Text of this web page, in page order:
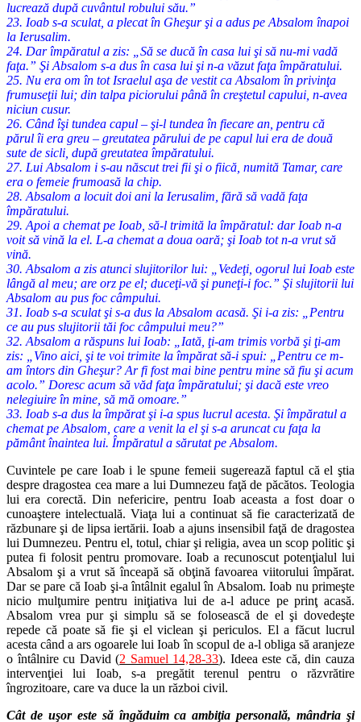
lucrează după cuvântul robului său.”
23. Ioab s-a sculat, a plecat în Gheşur şi a adus pe Absalom înapoi
la Ierusalim.
24. Dar împăratul a zis: „Să se ducă în casa lui şi să nu-mi vadă
faţa.” Şi Absalom s-a dus în casa lui şi n-a văzut faţa împăratului.
25. Nu era om în tot Israelul aşa de vestit ca Absalom în privinţa
frumuseţii lui; din talpa piciorului până în creştetul capului, n-avea
niciun cusur.
26. Când îşi tundea capul – şi-l tundea în fiecare an, pentru că
părul îi era greu – greutatea părului de pe capul lui era de două
sute de sicli, după greutatea împăratului.
27. Lui Absalom i s-au născut trei fii şi o fiică, numită Tamar, care
era o femeie frumoasă la chip.
28. Absalom a locuit doi ani la Ierusalim, fără să vadă faţa
împăratului.
29. Apoi a chemat pe Ioab, să-l trimită la împăratul: dar Ioab n-a
voit să vină la el. L-a chemat a doua oară; şi Ioab tot n-a vrut să
vină.
30. Absalom a zis atunci slujitorilor lui: „Vedeţi, ogorul lui Ioab este
lângă al meu; are orz pe el; duceţi-vă şi puneţi-i foc.” Şi slujitorii lui
Absalom au pus foc câmpului.
31. Ioab s-a sculat şi s-a dus la Absalom acasă. Şi i-a zis: „Pentru
ce au pus slujitorii tăi foc câmpului meu?”
32. Absalom a răspuns lui Ioab: „Iată, ţi-am trimis vorbă şi ţi-am
zis: „Vino aici, şi te voi trimite la împărat să-i spui: „Pentru ce m-
am întors din Gheşur? Ar fi fost mai bine pentru mine să fiu şi acum
acolo.” Doresc acum să văd faţa împăratului; şi dacă este vreo
nelegiuire în mine, să mă omoare.”
33. Ioab s-a dus la împărat şi i-a spus lucrul acesta. Şi împăratul a
chemat pe Absalom, care a venit la el şi s-a aruncat cu faţa la
pământ înaintea lui. Împăratul a sărutat pe Absalom.
Cuvintele pe care Ioab i le spune femeii sugerează faptul că el ştia
despre dragostea cea mare a lui Dumnezeu faţă de păcătos. Teologia
lui era corectă. Din nefericire, pentru Ioab aceasta a fost doar o
cunoaştere intelectuală. Viaţa lui a continuat să fie caracterizată de
răzbunare şi de lipsa iertării. Ioab a ajuns insensibil faţă de dragostea
lui Dumnezeu. Pentru el, totul, chiar şi religia, avea un scop politic şi
putea fi folosit pentru promovare. Ioab a recunoscut potenţialul lui
Absalom şi a vrut să înceapă să obţină favoarea viitorului împărat.
Dar se pare că Ioab şi-a întâlnit egalul în Absalom. Ioab nu primeşte
nicio mulţumire pentru iniţiativa lui de a-l aduce pe prinţ acasă.
Absalom vrea pur şi simplu să se folosească de el şi dovedeşte
repede că poate să fie şi el viclean şi periculos. El a făcut lucrul
acesta când a ars ogoarele lui Ioab în scopul de a-l obliga să aranjeze
o întâlnire cu David (2 Samuel 14,28-33). Ideea este că, din cauza
intervenţiei lui Ioab, s-a pregătit terenul pentru o răzvrătire
îngrozitoare, care va duce la un război civil.
Cât de uşor este să îngăduim ca ambiţia personală, mândria şi